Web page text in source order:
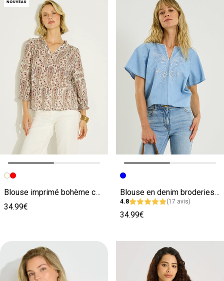
Image précédente
Image suivante
Blouse imprimé bohème col V femme
34.99€
Image précédente
Image suivante
Blouse en denim broderies florales femme
4.8 (17 avis)
34.99€